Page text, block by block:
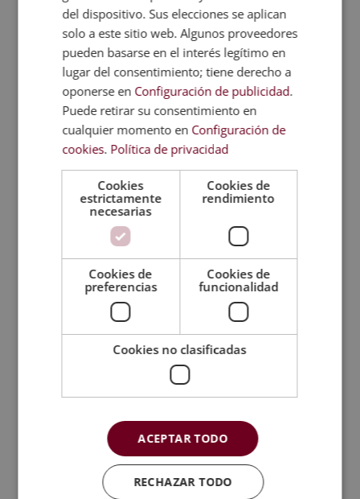
años. La demanda creciente de perfiles
profesionales expertos en organización de eventos
es una realidad. Por un lado, las empresas confían
en el poder comunicador de un acto o celebración.
Acontecimientos como ferias, congresos,
aniversarios o conferencias son el lugar idóneo para
que la empresa conecte con sus públicos. El contacto
directo es lo que le da valor a un evento corporativo
bien realizado. Es por esta razón, por la que confían
la planificación y la ejecución de los mismos a
profesionales cualificados.
Por otro lado, cada vez son más las personas que
buscan celebraciones personalizadas, donde todo
esté perfectamente planificado y en las que cada
detalle cuente. Quieren hacer de sus festejos algo
memorable y para ello necesitan contar con los
servicios de organizadores de eventos profesionales
evento. Por lo tanto, se forman en distintas
disciplinas que les permiten abordar todo tipo de
acontecimientos y sacarle el máximo partido con los
recursos de los que disponen.
del dispositivo. Sus elecciones se aplican
solo a este sitio web. Algunos proveedores
pueden basarse en el interés legítimo en
lugar del consentimiento; tiene derecho a
oponerse en Configuración de publicidad.
Puede retirar su consentimiento en
cualquier momento en Configuración de
cookies. Política de privacidad
Cookies
estrictamente
necesarias
Cookies de
rendimiento
Cookies de
preferencias
Cookies de
funcionalidad
Cookies no clasificadas
ACEPTAR TODO
RECHAZAR TODO